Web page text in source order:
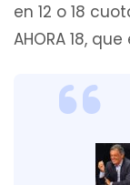
en 12 o 18
AHORA 18,